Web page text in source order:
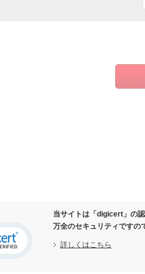
お取り寄せ商品が入荷した際、お客様にご
修理ご依頼の際、修理された製品の履歴を
情報関連商品の修理をご依頼の際に当社と
ダイレクトメールやメールマガジン、ス
人の生命、身体または財産の保護のため
公衆衛生の向上または児童の健全な育成
国の機関もしくは地方公共団体またはその
当サイトは「digicert」の認
万全のセキュリティですの
詳しくはこちら